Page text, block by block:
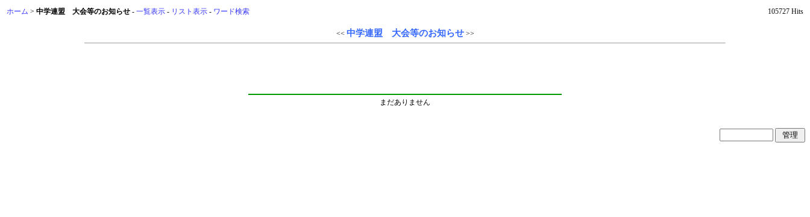
ホーム > 中学連盟 大会等のお知らせ - 一覧表示 - リスト表示 - ワード検索 105727 Hits
<< 中学連盟 大会等のお知らせ>>
まだありません